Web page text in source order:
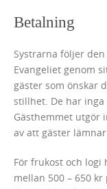
Betalning
Systrarna följer
Evangeliet genom
gäster som önskar
stillhet. De har
Gästhemmet utgör
av att gäster
För frukost och
mellan 500 – 650